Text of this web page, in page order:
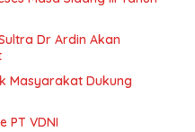
Dr Ardin Akan
Masyarakat Dukung
PT VDNI